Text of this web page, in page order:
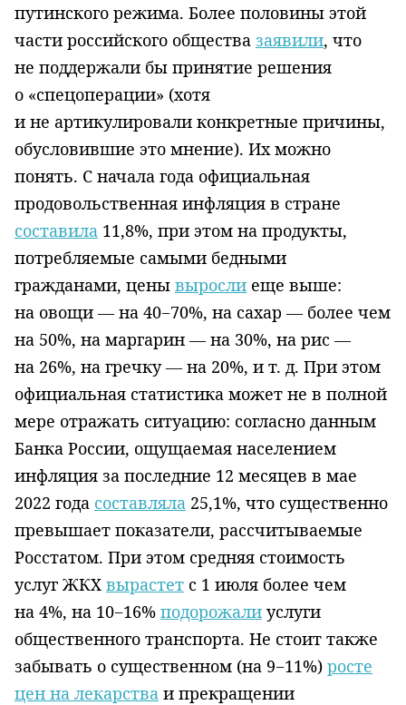
путинского режима. Более половины этой
части российского общества заявили, что
не поддержали бы принятие решения
о «спецоперации» (хотя
и не артикулировали конкретные причины,
обусловившие это мнение). Их можно
понять. С начала года официальная
продовольственная инфляция в стране
составила 11,8%, при этом на продукты,
потребляемые самыми бедными
гражданами, цены выросли еще выше:
на овощи — на 40−70%, на сахар — более чем
на 50%, на маргарин — на 30%, на рис —
на 26%, на гречку — на 20%, и т. д. При этом
официальная статистика может не в полной
мере отражать ситуацию: согласно данным
Банка России, ощущаемая населением
инфляция за последние 12 месяцев в мае
2022 года составляла 25,1%, что существенно
превышает показатели, рассчитываемые
Росстатом. При этом средняя стоимость
услуг ЖКХ вырастет с 1 июля более чем
на 4%, на 10−16% подорожали услуги
общественного транспорта. Не стоит также
забывать о существенном (на 9−11%) росте
цен на лекарства и прекращении